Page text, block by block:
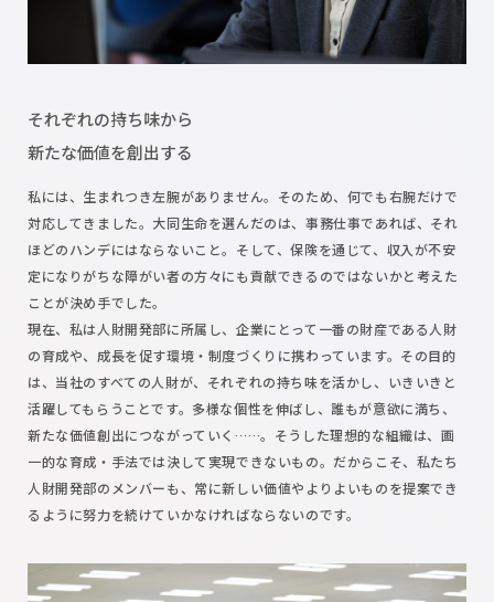
それぞれの持ち味から
新たな価値を創出する
私には、生まれつき左腕がありません。そのため、何でも右腕だけで
対応してきました。大同生命を選んだのは、事務仕事であれば、それ
ほどのハンデにはならないこと。そして、保険を通じて、収入が不安
定になりがちな障がい者の方々にも貢献できるのではないかと考えた
ことが決め手でした。
現在、私は人財開発部に所属し、企業にとって一番の財産である人財
の育成や、成長を促す環境・制度づくりに携わっています。その目的
は、当社のすべての人財が、それぞれの持ち味を活かし、いきいきと
活躍してもらうことです。多様な個性を伸ばし、誰もが意欲に満ち、
新たな価値創出につながっていく……。そうした理想的な組織は、画
一的な育成・手法では決して実現できないもの。だからこそ、私たち
人財開発部のメンバーも、常に新しい価値やよりよいものを提案でき
るように努力を続けていかなければならないのです。